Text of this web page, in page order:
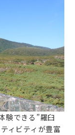
験できる”羅臼
ィビティが豊富